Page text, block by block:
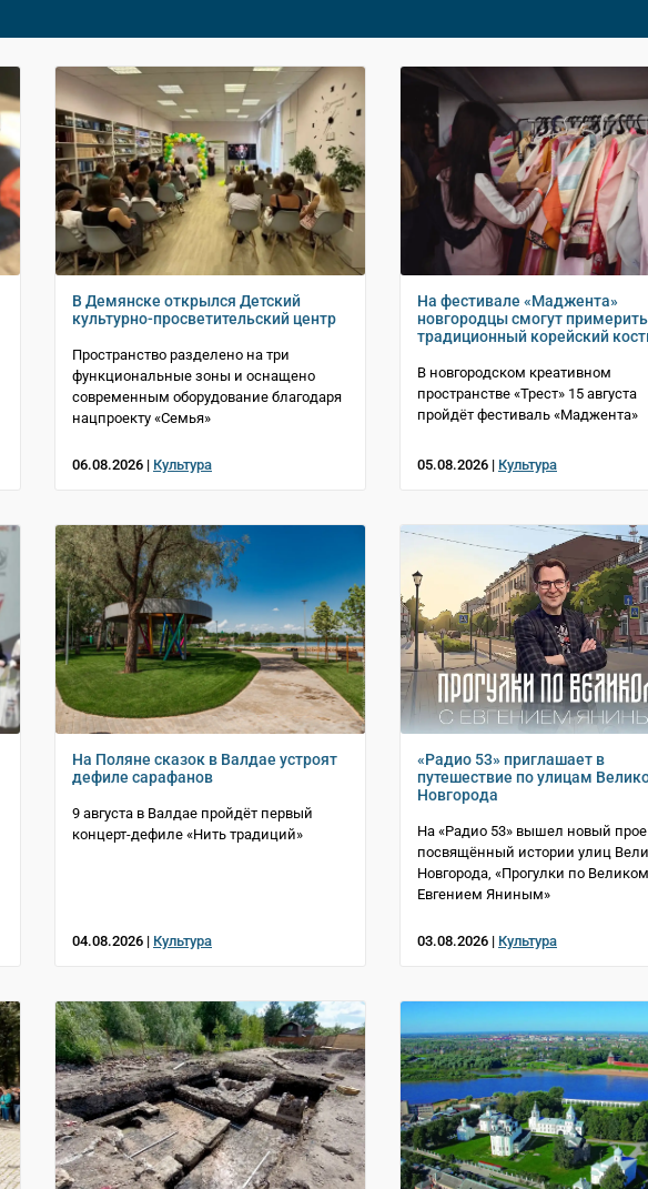
В Демянске открылся Детский
культурно-просветительский центр
Пространство разделено на три
функциональные зоны и оснащено
современным оборудование благодаря
нацпроекту «Семья»
06.08.2026 | Культура
На фестивале «Маджента»
новгородцы смогут примерить
традиционный корейский
В новгородском креативном
пространстве «Трест» 15 августа
пройдёт фестиваль «Маджента»
05.08.2026 | Культура
На Поляне сказок в Валдае устроят
дефиле сарафанов
9 августа в Валдае пройдёт первый
концерт-дефиле «Нить традиций»
04.08.2026 | Культура
«Радио 53» приглашает в
путешествие по улицам
Новгорода
На «Радио 53» вышел новый
посвящённый истории улиц
Новгорода, «Прогулки по
Евгением Яниным»
03.08.2026 | Культура